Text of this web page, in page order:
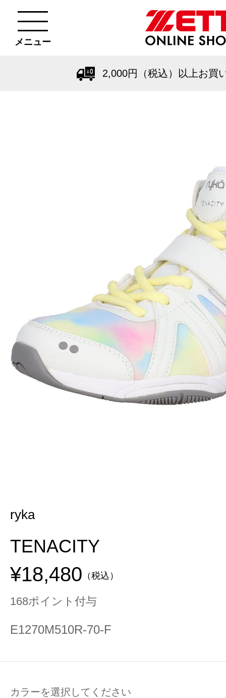
メニュー
2,000円（税込）以上お買
ryka
TENACITY
¥18,480 （税込）
168ポイント付与
E1270M510R-70-F
カラーを選択してください